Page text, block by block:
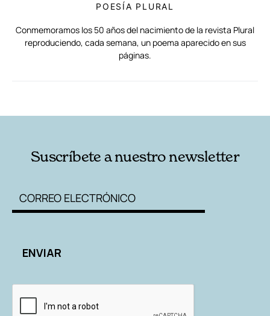
POESÍA PLURAL
Conmemoramos los 50 años del nacimiento de la revista Plural
reproduciendo, cada semana, un poema aparecido en sus
páginas.
Suscríbete a nuestro newsletter